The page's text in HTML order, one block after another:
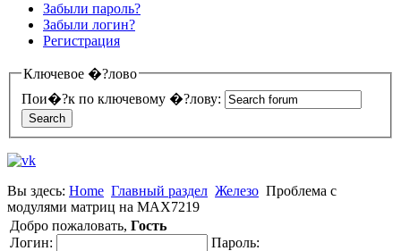
Забыли пароль?
Забыли логин?
Регистрация
Ключевое �?лово
Пои�?к по ключевому �?лову:
Вы здесь: Home Главный раздел Железо Проблема с
модулями матриц на MAX7219
Добро пожаловать, Гость
Логин:
Пароль: